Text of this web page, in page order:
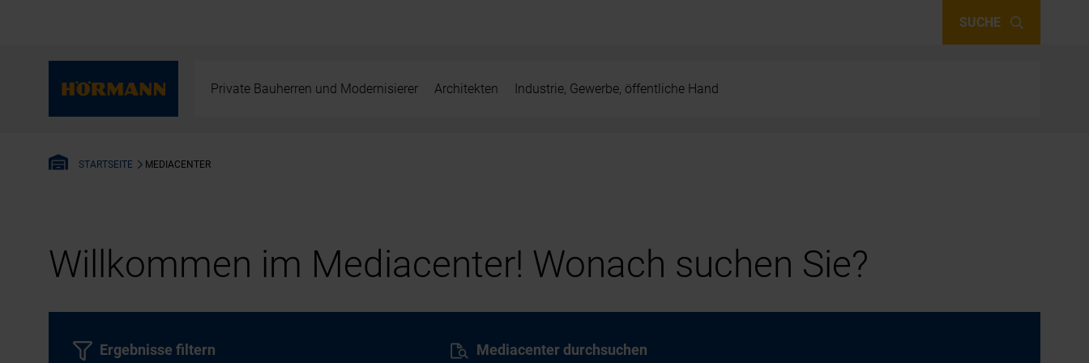
SUCHE
Private Bauherren und Modernisierer Architekten Industrie, Gewerbe, öffentliche Hand
STARTSEITE MEDIACENTER
Willkommen im Mediacenter! Wonach suchen Sie?
Mediacenter durchsuchen
Ergebnisse filtern